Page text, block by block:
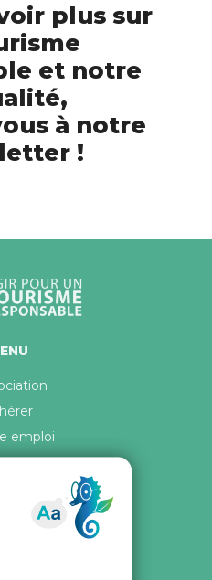
plus sur
et notre
à notre
!
emploi